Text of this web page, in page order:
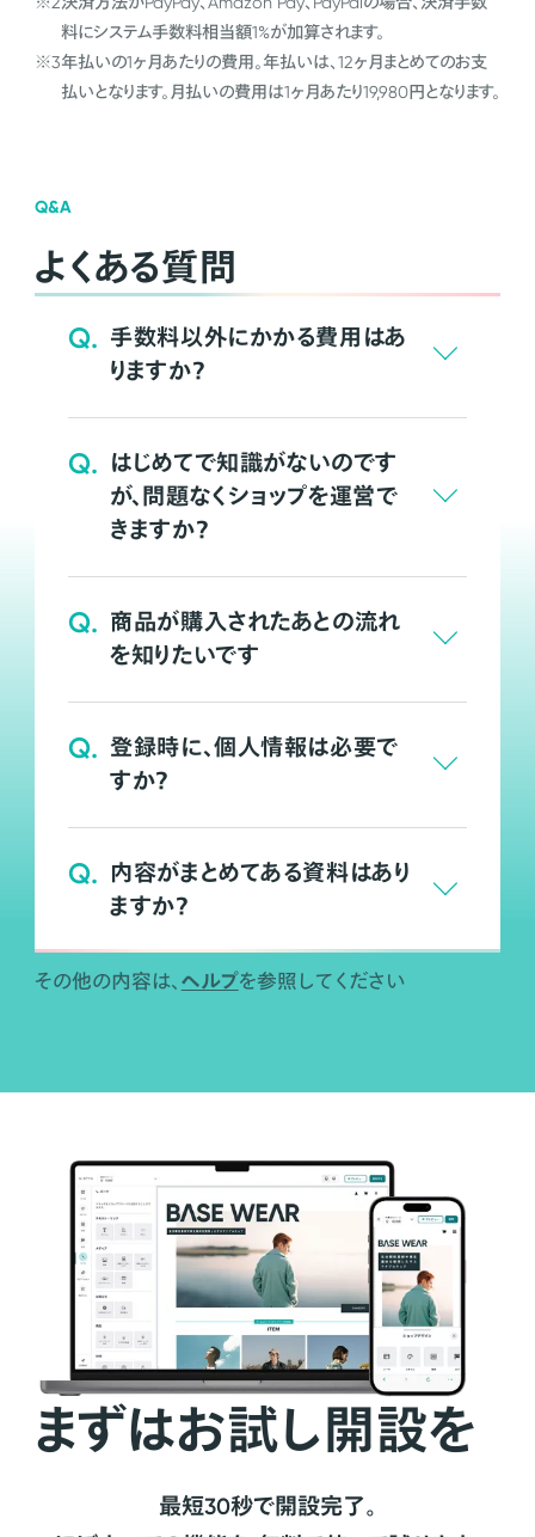
料にシステム手数料相当額1%が加算されます。
※3年払いの1ヶ月あたりの費用。年払いは、12ヶ月まとめてのお支
払いとなります。月払いの費用は1ヶ月あたり19,980円となります。
Q&A
よくある質問
Q. 手数料以外にかかる費用はあ
りますか？
Q. はじめてで知識がないのです
が、問題なくショップを運営で
きますか？
Q. 商品が購入されたあとの流れ
を知りたいです
Q. 登録時に、個人情報は必要で
すか？
Q. 内容がまとめてある資料はあり
ますか？
その他の内容は、 ヘルプを参照してください
まずはお試し開設を
最短30秒で開設完了。